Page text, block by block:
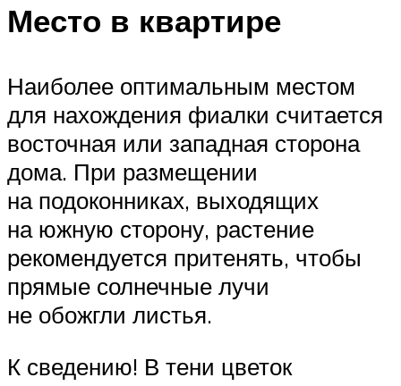
Место в квартире
Наиболее оптимальным местом
для нахождения фиалки считается
восточная или западная сторона
дома. При размещении
на подоконниках, выходящих
на южную сторону, растение
рекомендуется притенять, чтобы
прямые солнечные лучи
не обожгли листья.
К сведению! В тени цветок